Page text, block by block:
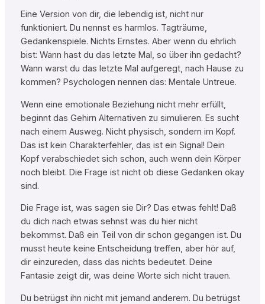
Eine Version von dir, die lebendig ist, nicht nur
funktioniert. Du nennst es harmlos. Tagträume,
Gedankenspiele. Nichts Ernstes. Aber wenn du ehrlich
bist: Wann hast du das letzte Mal, so über ihn gedacht?
Wann warst du das letzte Mal aufgeregt, nach Hause zu
kommen? Psychologen nennen das: Mentale Untreue.
Wenn eine emotionale Beziehung nicht mehr erfüllt,
beginnt das Gehirn Alternativen zu simulieren. Es sucht
nach einem Ausweg. Nicht physisch, sondern im Kopf.
Das ist kein Charakterfehler, das ist ein Signal! Dein
Kopf verabschiedet sich schon, auch wenn dein Körper
noch bleibt. Die Frage ist nicht ob diese Gedanken okay
sind.
Die Frage ist, was sagen sie Dir? Das etwas fehlt! Daß
du dich nach etwas sehnst was du hier nicht
bekommst. Daß ein Teil von dir schon gegangen ist. Du
musst heute keine Entscheidung treffen, aber hör auf,
dir einzureden, dass das nichts bedeutet. Deine
Fantasie zeigt dir, was deine Worte sich nicht trauen.
Du betrügst ihn nicht mit jemand anderem. Du betrügst